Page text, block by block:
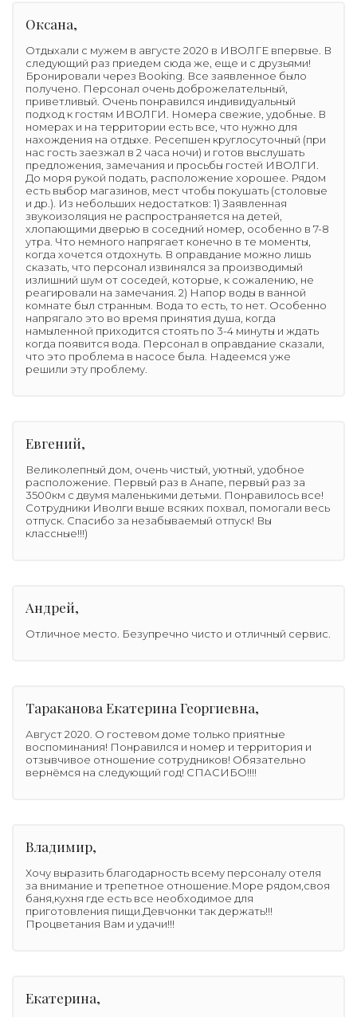
Оксана,
Отдыхали с мужем в августе 2020 в ИВОЛГЕ впервые. В
следующий раз приедем сюда же, еще и с друзьями!
Бронировали через Booking. Все заявленное было
получено. Персонал очень доброжелательный,
приветливый. Очень понравился индивидуальный
подход к гостям ИВОЛГИ. Номера свежие, удобные. В
номерах и на территории есть все, что нужно для
нахождения на отдыхе. Ресепшен круглосуточный (при
нас гость заезжал в 2 часа ночи) и готов выслушать
предложения, замечания и просьбы гостей ИВОЛГИ.
До моря рукой подать, расположение хорошее. Рядом
есть выбор магазинов, мест чтобы покушать (столовые
и др.). Из небольших недостатков: 1) Заявленная
звукоизоляция не распространяется на детей,
хлопающими дверью в соседний номер, особенно в 7-8
утра. Что немного напрягает конечно в те моменты,
когда хочется отдохнуть. В оправдание можно лишь
сказать, что персонал извинялся за производимый
излишний шум от соседей, которые, к сожалению, не
реагировали на замечания. 2) Напор воды в ванной
комнате был странным. Вода то есть, то нет. Особенно
напрягало это во время принятия душа, когда
намыленной приходится стоять по 3-4 минуты и ждать
когда появится вода. Персонал в оправдание сказали,
что это проблема в насосе была. Надеемся уже
решили эту проблему.
Евгений,
Великолепный дом, очень чистый, уютный, удобное
расположение. Первый раз в Анапе, первый раз за
3500км с двумя маленькими детьми. Понравилось все!
Сотрудники Иволги выше всяких похвал, помогали весь
отпуск. Спасибо за незабываемый отпуск! Вы
классные!!!)
Андрей,
Отличное место. Безупречно чисто и отличный сервис.
Тараканова Екатерина Георгиевна,
Август 2020. О гостевом доме только приятные
воспоминания! Понравился и номер и территория и
отзывчивое отношение сотрудников! Обязательно
вернёмся на следующий год! СПАСИБО!!!!
Владимир,
Хочу выразить благодарность всему персоналу отеля
за внимание и трепетное отношение.Море рядом,своя
баня,кухня где есть все необходимое для
приготовления пищи.Девчонки так держать!!!
Процветания Вам и удачи!!!
Екатерина,